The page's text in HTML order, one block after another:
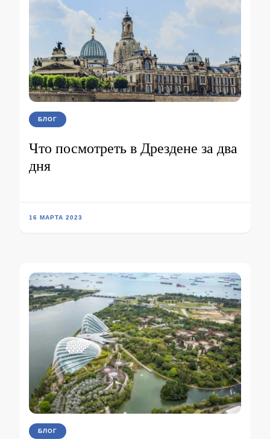
БЛОГ
Что посмотреть в Дрездене за два
дня
16 МАРТА 2023
БЛОГ